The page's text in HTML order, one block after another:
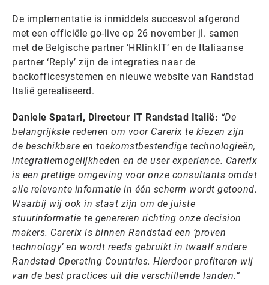
De implementatie is inmiddels succesvol afgerond
met een officiële go-live op 26 november jl. samen
met de Belgische partner ‘HRlinkIT’ en de Italiaanse
partner ‘Reply’ zijn de integraties naar de
backofficesystemen en nieuwe website van Randstad
Italië gerealiseerd.
Daniele Spatari, Directeur IT Randstad Italië: “De
belangrijkste redenen om voor Carerix te kiezen zijn
de beschikbare en toekomstbestendige technologieën,
integratiemogelijkheden en de user experience. Carerix
is een prettige omgeving voor onze consultants omdat
alle relevante informatie in één scherm wordt getoond.
Waarbij wij ook in staat zijn om de juiste
stuurinformatie te genereren richting onze decision
makers. Carerix is binnen Randstad een ‘proven
technology’ en wordt reeds gebruikt in twaalf andere
Randstad Operating Countries. Hierdoor profiteren wij
van de best practices uit die verschillende landen.”